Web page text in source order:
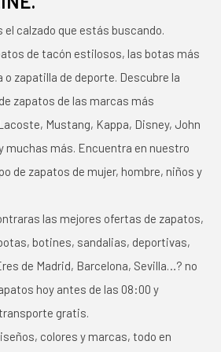
el calzado que estás buscando.
de tacón estilosos, las botas más
zapatilla de deporte. Descubre la
zapatos de las marcas más
Mustang, Kappa, Disney, John
muchas más. Encuentra en nuestro
de zapatos de mujer, hombre, niños y
las mejores ofertas de zapatos,
botines, sandalias, deportivas,
de Madrid, Barcelona, Sevilla…? no
hoy antes de las 08:00 y
gratis.
colores y marcas, todo en